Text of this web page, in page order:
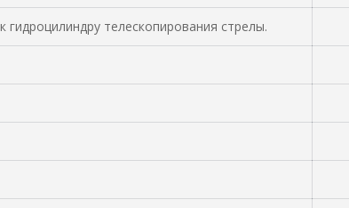
телескопирования стрелы.